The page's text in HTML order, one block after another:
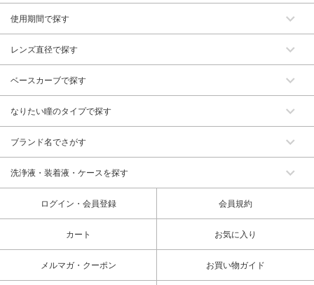
使用期間で探す
レンズ直径で探す
ベースカーブで探す
なりたい瞳のタイプで探す
ブランド名でさがす
洗浄液・装着液・ケースを探す
ログイン・会員登録 会員規約
カート お気に入り
メルマガ・クーポン お買い物ガイド